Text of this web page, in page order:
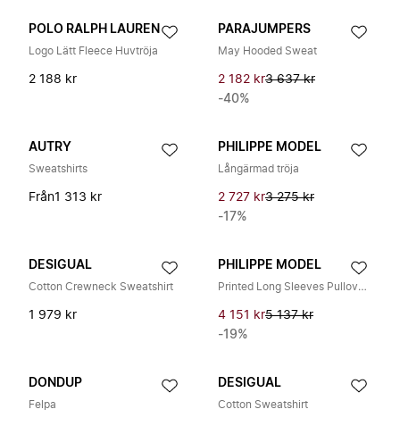
POLO RALPH LAUREN
Logo Lätt Fleece Huvtröja
2 188 kr
PARAJUMPERS
May Hooded Sweat
2 182 kr3 637 kr
-40%
AUTRY
Sweatshirts
Från1 313 kr
PHILIPPE MODEL
Långärmad tröja
2 727 kr3 275 kr
-17%
DESIGUAL
Cotton Crewneck Sweatshirt
1 979 kr
PHILIPPE MODEL
Printed Long Sleeves Pullover Sweater
4 151 kr5 137 kr
-19%
DONDUP
Felpa
DESIGUAL
Cotton Sweatshirt